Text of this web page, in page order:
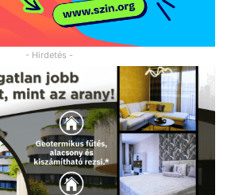
- Hirdetés -